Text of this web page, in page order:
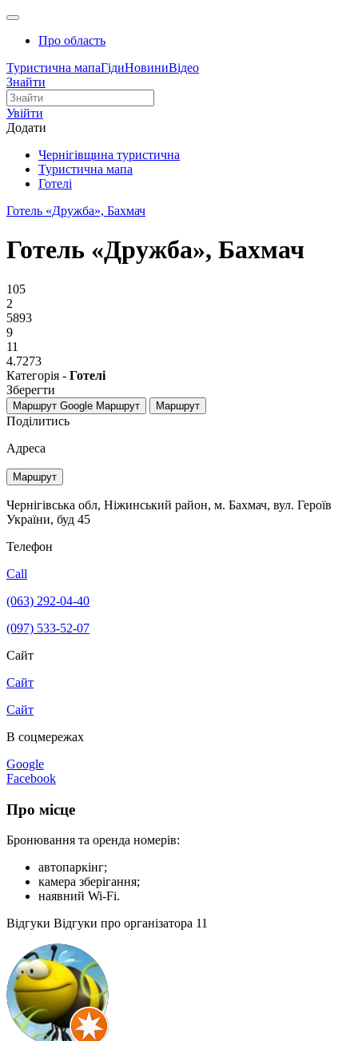
Про область
Туристична мапаГідиНовиниВідео
Знайти
Увійти
Додати
Чернігівщина туристична
Туристична мапа
Готелі
Готель «Дружба», Бахмач
Готель «Дружба», Бахмач
105
2
5893
9
11
4.7273
Категорія - Готелі
Зберегти
Маршрут Google Маршрут Маршрут
Поділитись
Адреса
Маршрут
Чернігівська обл, Ніжинський район, м. Бахмач, вул. Героїв
України, буд 45
Телефон
Call
(063) 292-04-40
(097) 533-52-07
Сайт
Сайт
Сайт
В соцмережах
Google
Facebook
Про місце
Бронювання та оренда номерів:
автопаркінг;
камера зберігання;
наявний Wi-Fi.
Відгуки Відгуки про організатора 11